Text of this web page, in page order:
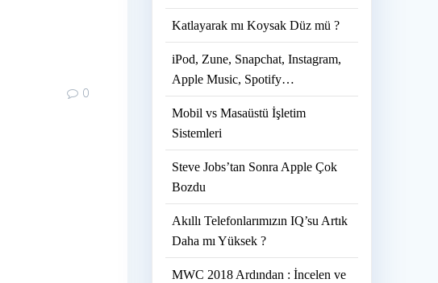
0
Katlayarak mı Koysak Düz mü ?
iPod, Zune, Snapchat, Instagram,
Apple Music, Spotify…
Mobil vs Masaüstü İşletim
Sistemleri
Steve Jobs’tan Sonra Apple Çok
Bozdu
Akıllı Telefonlarımızın IQ’su Artık
Daha mı Yüksek ?
MWC 2018 Ardından : İncelen ve